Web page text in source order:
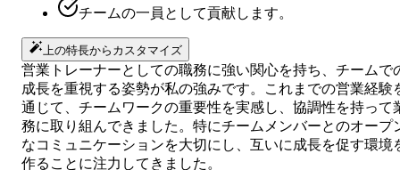
チームの一員として貢献します。
上の特長からカスタマイズ
営業トレーナーとしての職務に強い関心を持ち、チームで
成長を重視する姿勢が私の強みです。これまでの営業経験
通じて、チームワークの重要性を実感し、協調性を持って
務に取り組んできました。特にチームメンバーとのオープ
なコミュニケーションを大切にし、互いに成長を促す環境
作ることに注力してきました。